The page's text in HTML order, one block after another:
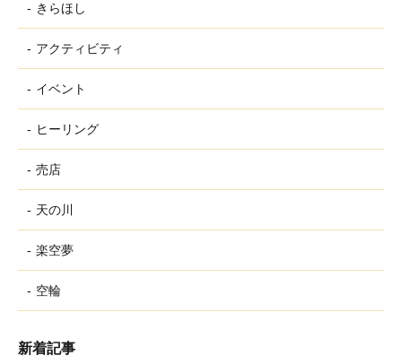
きらほし
アクティビティ
イベント
ヒーリング
売店
天の川
楽空夢
空輪
新着記事